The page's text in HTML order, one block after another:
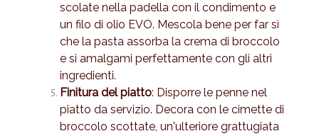
scolate nella padella con il condimento e
un filo di olio EVO. Mescola bene per far sì
che la pasta assorba la crema di broccolo
e si amalgami perfettamente con gli altri
ingredienti.
Finitura del piatto: Disporre le penne nel
piatto da servizio. Decora con le cimette di
broccolo scottate, un'ulteriore grattugiata